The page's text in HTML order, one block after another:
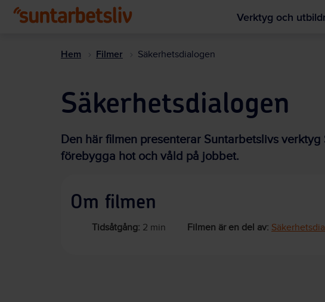
Verktyg och
Hem Filmer Säkerhetsdialogen
Säkerhetsdialogen
Den här filmen presenterar Suntarbetslivs
förebygga hot och våld på jobbet.
Om filmen
Tidsåtgång: 2 min Filmen är en del av: